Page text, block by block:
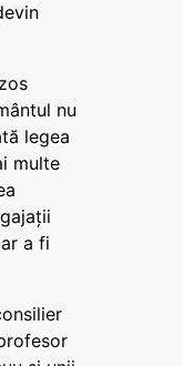
nu
legea
multe
a fi